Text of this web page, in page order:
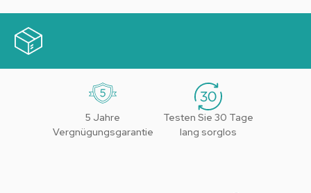
Wiederaufforstung einsetzt, wird bei jedem Einkauf auf
5 Jahre
Vergnügungsgarantie
Testen Sie 30 Tage
lang sorglos